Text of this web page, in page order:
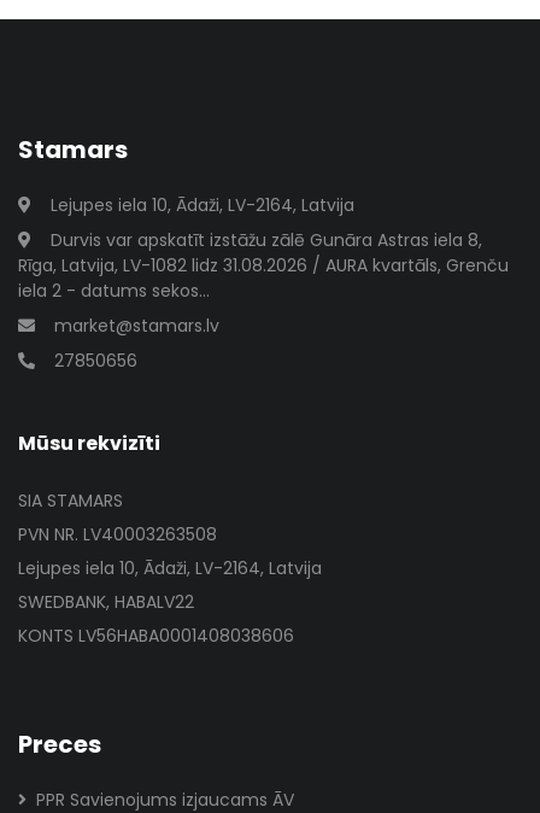
Stamars
Lejupes iela 10, Ādaži, LV-2164, Latvija
Durvis var apskatīt izstāžu zālē Gunāra Astras iela 8,
Rīga, Latvija, LV-1082 lidz 31.08.2026 / AURA kvartāls, Grenču
iela 2 - datums sekos...
market@stamars.lv
27850656
Mūsu rekvizīti
SIA STAMARS
PVN NR. LV40003263508
Lejupes iela 10, Ādaži, LV-2164, Latvija
SWEDBANK, HABALV22
KONTS LV56HABA0001408038606
Preces
PPR Savienojums izjaucams ĀV